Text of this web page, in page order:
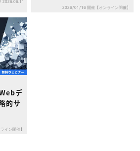
ュー
らのお知らせ
ショナル×つながる×メディア
2026.06.11
2026/01/16 開催【オンライン開催】
デ
的サ
イン開催】